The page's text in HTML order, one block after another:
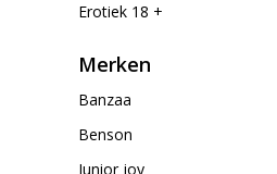
Erotiek 18 +
Merken
Banzaa
Benson
Junior joy